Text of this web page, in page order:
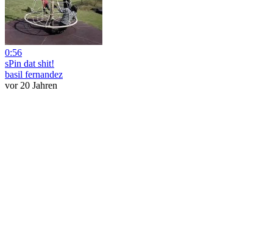
0:56
sPin dat shit!
basil fernandez
vor 20 Jahren